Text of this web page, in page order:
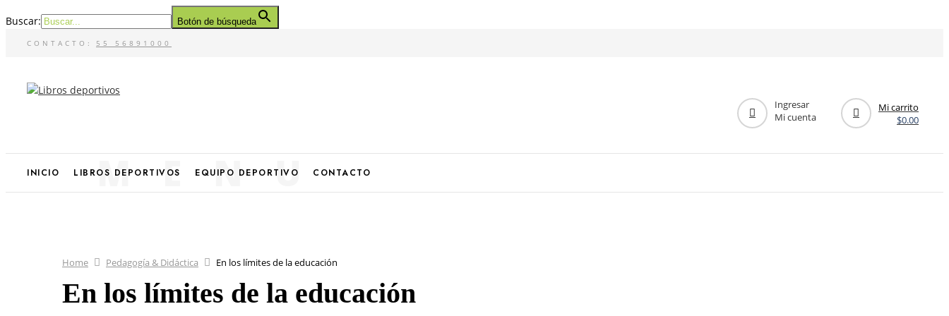
Buscar: Botón de búsqueda
CONTACTO: 55 56891000
Ingresar
Mi cuenta
Mi carrito
$0.00
INICIO LIBROS DEPORTIVOS EQUIPO DEPORTIVO CONTACTO
MENU
Home Pedagogía & Didáctica En los límites de la educación
En los límites de la educación